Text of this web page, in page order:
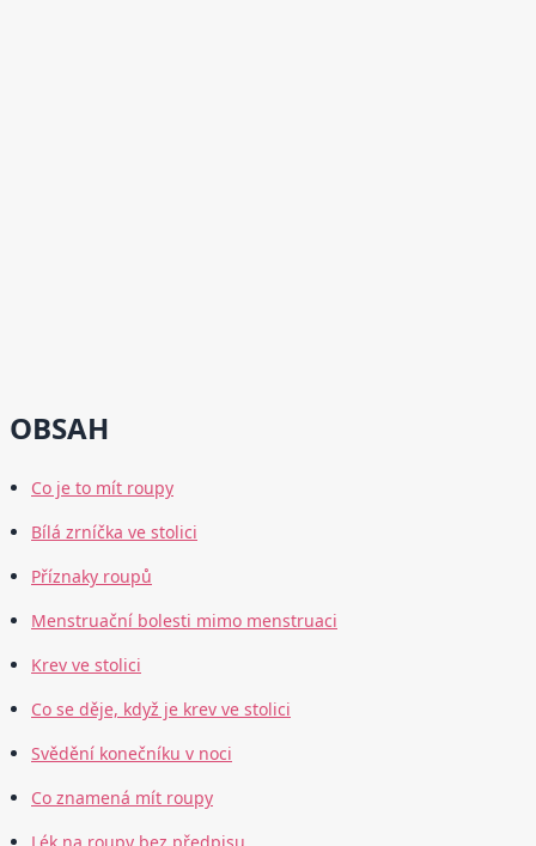
OBSAH
Co je to mít roupy
Bílá zrníčka ve stolici
Příznaky roupů
Menstruační bolesti mimo menstruaci
Krev ve stolici
Co se děje, když je krev ve stolici
Svědění konečníku v noci
Co znamená mít roupy